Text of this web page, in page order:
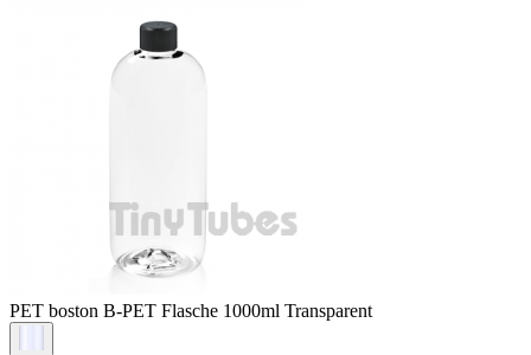
PET boston B-PET Flasche 1000ml Transparent